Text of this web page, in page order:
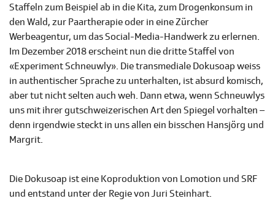
Staffeln zum Beispiel ab in die Kita, zum Drogenkonsum in
den Wald, zur Paartherapie oder in eine Zürcher
Werbeagentur, um das Social-Media-Handwerk zu erlernen.
Im Dezember 2018 erscheint nun die dritte Staffel von
«Experiment Schneuwly». Die transmediale Dokusoap weiss
in authentischer Sprache zu unterhalten, ist absurd komisch,
aber tut nicht selten auch weh. Dann etwa, wenn Schneuwlys
uns mit ihrer gutschweizerischen Art den Spiegel vorhalten –
denn irgendwie steckt in uns allen ein bisschen Hansjörg und
Margrit.
Die Dokusoap ist eine Koproduktion von Lomotion und SRF
und entstand unter der Regie von Juri Steinhart.